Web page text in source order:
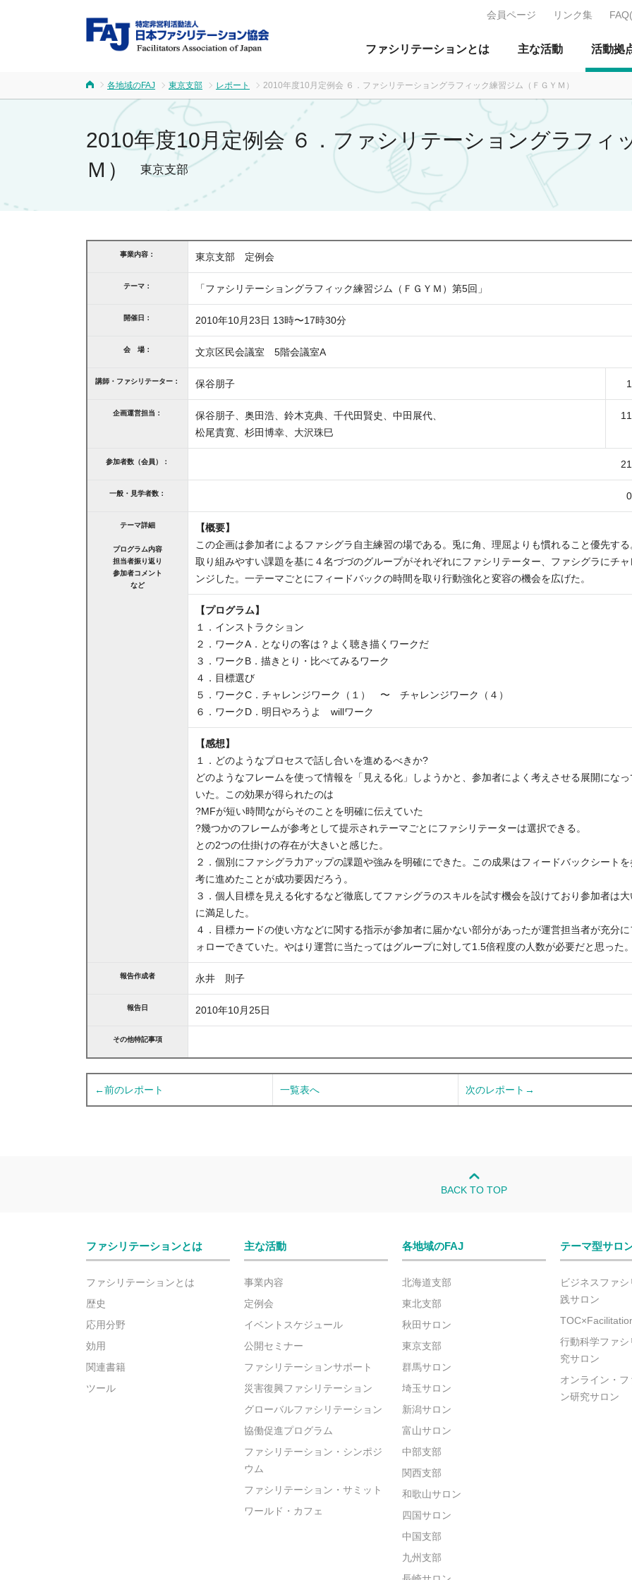
FAJ：特定非営利活動法人 日本ファ
ファシリテーションとは 主な活動 活動拠
会員ページ リンク集
各地域のFAJ 東京支部 レポート 2010年度10月定例会 ６．ファシリテーショングラフィック練習ジム（ＦＧＹＭ）
2010年度10月定例会 ６．ファシリテーショングラフィ
Ｍ）
東京支部
事業内容： 東京支部 定例会
テーマ： 「ファシリテーショングラフィック練習ジム（ＦＧＹＭ）第5回」
開催日： 2010年10月23日 13時〜17時30分
会 場： 文京区民会議室 5階会議室A
講師・ファシリテーター： 保谷朋子
企画運営担当：
保谷朋子、奥田浩、鈴木克典、千代田賢史、中田展代、
松尾貴寛、杉田博幸、大沢珠巳
参加者数（会員）：
一般・見学者数：
テーマ詳細
プログラム内容
担当者振り返り
参加者コメント
など
【概要】
この企画は参加者によるファシグラ自主練習の場である。兎に角、理屈よりも慣れること優先する
取り組みやすい課題を基に４名づづのグループがそれぞれにファシリテーター、ファシグラにチャ
ンジした。一テーマごとにフィードバックの時間を取り行動強化と変容の機会を広げた。
【プログラム】
１．インストラクション
２．ワークA．となりの客は？よく聴き描くワークだ
３．ワークB．描きとり・比べてみるワーク
４．目標選び
５．ワークC．チャレンジワーク（１） 〜 チャレンジワーク（４）
６．ワークD．明日やろうよ willワーク
【感想】
１．どのようなプロセスで話し合いを進めるべきか?
どのようなフレームを使って情報を「見える化」しようかと、参加者によく考えさせる展開になっ
いた。この効果が得られたのは
?MFが短い時間ながらそのことを明確に伝えていた
?幾つかのフレームが参考として提示されテーマごとにファシリテーターは選択できる。
との2つの仕掛けの存在が大きいと感じた。
２．個別にファシグラ力アップの課題や強みを明確にできた。この成果はフィードバックシートを
考に進めたことが成功要因だろう。
３．個人目標を見える化するなど徹底してファシグラのスキルを試す機会を設けており参加者は大
に満足した。
４．目標カードの使い方などに関する指示が参加者に届かない部分があったが運営担当者が充分に
ォローできていた。やはり運営に当たってはグループに対して1.5倍程度の人数が必要だと思った。
報告作成者 永井 則子
報告日 2010年10月25日
その他特記事項
←前のレポート 一覧表へ 次のレポート→
BACK TO TOP
ファシリテーションとは
ファシリテーションとは
歴史
応用分野
効用
関連書籍
ツール
主な活動
事業内容
定例会
イベントスケジュール
公開セミナー
ファシリテーションサポート
災害復興ファシリテーション
グローバルファシリテーション
協働促進プログラム
ファシリテーション・シンポジ
ウム
ファシリテーション・サミット
ワールド・カフェ
各地域のFAJ
北海道支部
東北支部
秋田サロン
東京支部
群馬サロン
埼玉サロン
新潟サロン
富山サロン
中部支部
関西支部
和歌山サロン
四国サロン
中国支部
九州支部
テーマ型サロ
ビジネスファ
践サロン
行動科学ファ
究サロン
オンライン・フ
ン研究サロン